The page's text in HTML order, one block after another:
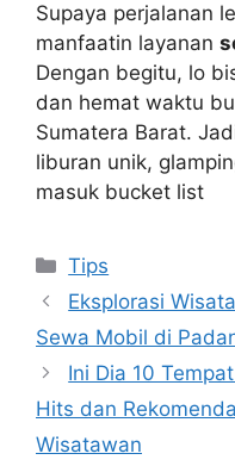
Supaya perjalanan
manfaatin layanan
Dengan begitu, lo
dan hemat waktu
Sumatera Barat.
liburan unik,
masuk bucket list
Tips
Eksplorasi
Sewa Mobil di
Ini Dia 10
Hits dan
Wisatawan